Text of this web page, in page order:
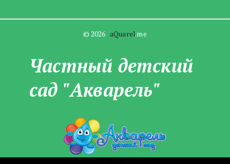
© 2026 aQuarel.me
Частны­­й детский
сад "Акварель"